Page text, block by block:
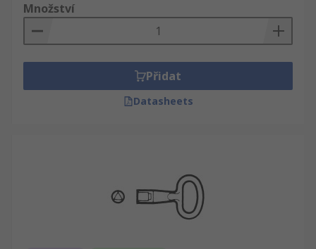
Množství
Přidat
Datasheets